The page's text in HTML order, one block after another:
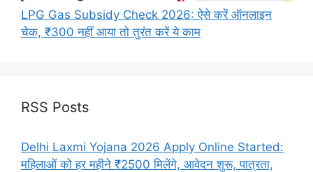
LPG Gas Subsidy Check 2026: ऐसे करें ऑनलाइन
चेक, ₹300 नहीं आया तो तुरंत करें ये काम
RSS Posts
Delhi Laxmi Yojana 2026 Apply Online Started:
महिलाओं को हर महीने ₹2500 मिलेंगे, आवेदन शुरू, पात्रता,